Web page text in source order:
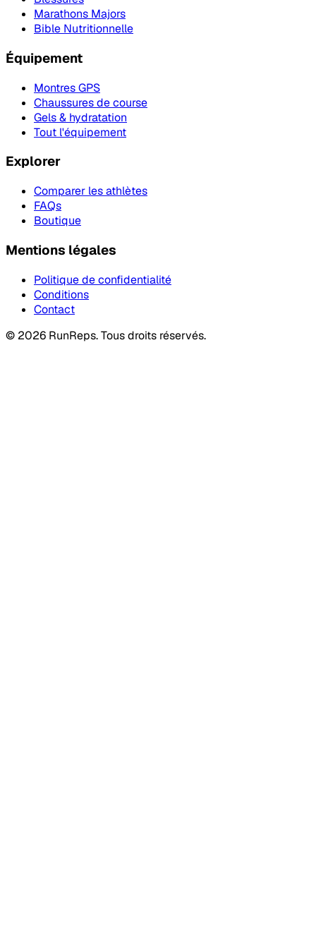
Marathons Majors
Bible Nutritionnelle
Équipement
Montres GPS
Chaussures de course
Gels & hydratation
Tout l'équipement
Explorer
Comparer les athlètes
FAQs
Boutique
Mentions légales
Politique de confidentialité
Conditions
Contact
© 2026 RunReps.Tous droits réservés.